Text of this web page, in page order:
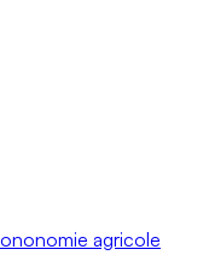
agricole